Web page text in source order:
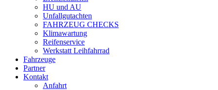
HU und AU
Unfallgutachten
FAHRZEUG CHECKS
Klimawartung
Reifenservice
Werkstatt Leihfahrrad
Fahrzeuge
Partner
Kontakt
Anfahrt